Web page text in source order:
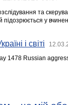
та
підозрюється у
і світі
1478 Russian